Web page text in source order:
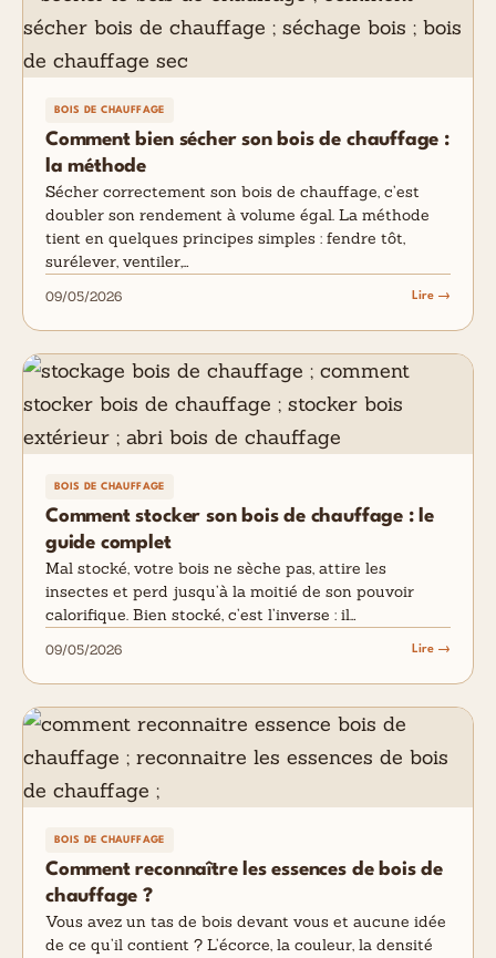
BOIS DE CHAUFFAGE
Comment bien sécher son bois de chauffage :
la méthode
Sécher correctement son bois de chauffage, c’est
doubler son rendement à volume égal. La méthode
tient en quelques principes simples : fendre tôt,
surélever, ventiler,…
09/05/2026 Lire →
BOIS DE CHAUFFAGE
Comment stocker son bois de chauffage : le
guide complet
Mal stocké, votre bois ne sèche pas, attire les
insectes et perd jusqu’à la moitié de son pouvoir
calorifique. Bien stocké, c’est l’inverse : il…
09/05/2026 Lire →
BOIS DE CHAUFFAGE
Comment reconnaître les essences de bois de
chauffage ?
Vous avez un tas de bois devant vous et aucune idée
de ce qu’il contient ? L’écorce, la couleur, la densité